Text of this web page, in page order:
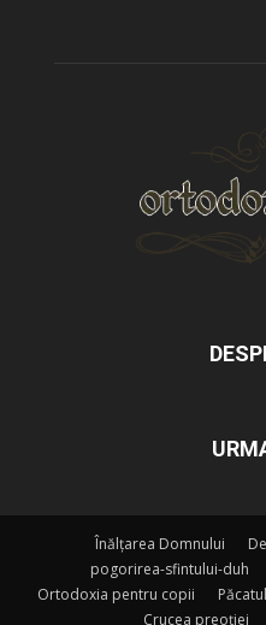
Înălțarea Domnului
pogorirea-sfintului-duh
Ortodoxia pentru copii
Crucea preoției